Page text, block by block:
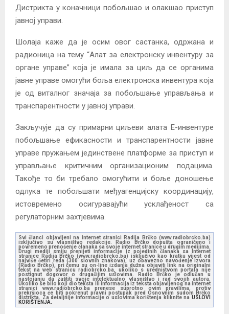
Дистрикта у коначници побољшао и олакшао приступ
јавној управи.
Шолаја каже да је осим овог састанка, одржана и
радионица на тему “Алат за електронску инвентуру за
органе управе” која је имала за циљ да се органима
јавне управе омогући боља електронска инвентура која
је од виталног значаја за побољшање управљања и
транспарентности у јавној управи.
Закључује да су примарни циљеви алата Е-инвентуре
побољшање ефикасности и транспарентности јавне
управе пружањем јединствене платформе за приступ и
управљање критичним организационим подацима.
Такође то би требало омогућити и боље доношење
одлука те побољшати међуагенцијску координацију,
истовремено осигуравајући усклађеност са
регулаторним захтјевима.
Svi članci objavljeni na internet stranici Radija Brčko (www.radiobrcko.ba)
isključivo su vlasništvo redakcije. Radio Brčko dopušta ograničeno i
povremeno prenošenje članaka sa svoje internet stranice u drugim medijima.
Drugi mediji smiju prenijeti informacije iz pojedinih članaka sa Internet
stranice Radija Brčko (www.radiobrcko.ba) isključivo kao kratku vijest od
najviše četiri reda (300 slovnih znakova), uz obavezno navođenje izvora
(Radio Brčko), pri čemu su on-line izdanja dužna objaviti link na originalni
tekst na web stranicu radiobrcko.ba, ukoliko s uredništvom portala nije
postignut dogovor o drugačijim uslovima. Radio Brčko je odlučan u
nastojanju da zaštiti svoje intelektualno vlasništvo i rad svojih autora.
Ukoliko se bilo koji dio teksta ili informacija iz teksta objavljenog na internet
stranici www.radiobrcko.ba prenese suprotno ovim pravilima, protiv
prekršioca će biti pokrenut pravni postupak pred Osnovnim sudom Brčko
distrikta. Za detaljnije informacije o uslovima korištenja kliknite na USLOVI
KORIŠTENJA.